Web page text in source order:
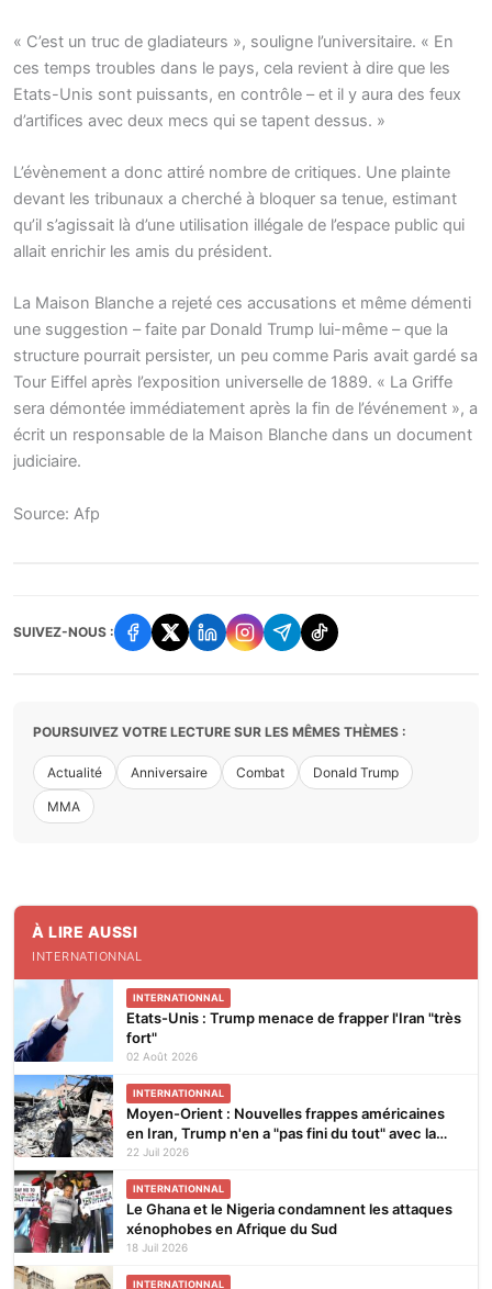
« C’est un truc de gladiateurs », souligne l’universitaire. « En
ces temps troubles dans le pays, cela revient à dire que les
Etats-Unis sont puissants, en contrôle – et il y aura des feux
d’artifices avec deux mecs qui se tapent dessus. »
L’évènement a donc attiré nombre de critiques. Une plainte
devant les tribunaux a cherché à bloquer sa tenue, estimant
qu’il s’agissait là d’une utilisation illégale de l’espace public qui
allait enrichir les amis du président.
La Maison Blanche a rejeté ces accusations et même démenti
une suggestion – faite par Donald Trump lui-même – que la
structure pourrait persister, un peu comme Paris avait gardé sa
Tour Eiffel après l’exposition universelle de 1889. « La Griffe
sera démontée immédiatement après la fin de l’événement », a
écrit un responsable de la Maison Blanche dans un document
judiciaire.
Source: Afp
SUIVEZ-NOUS :
POURSUIVEZ VOTRE LECTURE SUR LES MÊMES THÈMES :
Actualité Anniversaire Combat Donald Trump
MMA
À LIRE AUSSI
INTERNATIONNAL
INTERNATIONNAL
Etats-Unis : Trump menace de frapper l'Iran "très
fort"
02 Août 2026
INTERNATIONNAL
Moyen-Orient : Nouvelles frappes américaines
en Iran, Trump n'en a "pas fini du tout" avec la
guerre
22 Juil 2026
INTERNATIONNAL
Le Ghana et le Nigeria condamnent les attaques
xénophobes en Afrique du Sud
18 Juil 2026
INTERNATIONNAL